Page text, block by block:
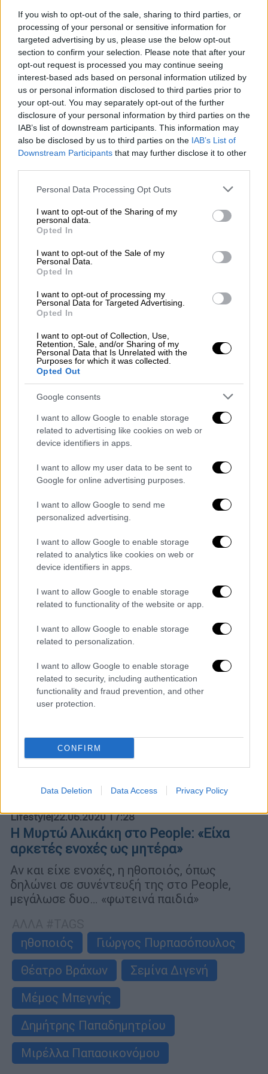
If you wish to opt-out of the sale, sharing to third parties, or
processing of your personal or sensitive information for
targeted advertising by us, please use the below opt-out
section to confirm your selection. Please note that after your
opt-out request is processed you may continue seeing
interest-based ads based on personal information utilized by
us or personal information disclosed to third parties prior to
your opt-out. You may separately opt-out of the further
disclosure of your personal information by third parties on the
IAB’s list of downstream participants. This information may
also be disclosed by us to third parties on the IAB’s List of
Downstream Participants that may further disclose it to other
Please note that this website/app uses one or more Google
not limited to your visit or usage behaviour. You may click to
grant or deny consent to Google and its third-party tags to
use your data for below specified purposes in below Google
consent section.
Personal Data Processing Opt Outs
I want to opt-out of the Sharing of my
personal data.
Opted In
I want to opt-out of the Sale of my
Personal Data.
Opted In
I want to opt-out of processing my
Personal Data for Targeted Advertising.
Opted In
I want to opt-out of Collection, Use,
Retention, Sale, and/or Sharing of my
Personal Data that Is Unrelated with the
Purposes for which it was collected.
Opted Out
Google consents
I want to allow Google to enable storage
related to advertising like cookies on web or
device identifiers in apps.
I want to allow my user data to be sent to
Google for online advertising purposes.
I want to allow Google to send me
personalized advertising.
I want to allow Google to enable storage
related to analytics like cookies on web or
device identifiers in apps.
I want to allow Google to enable storage
related to functionality of the website or app.
I want to allow Google to enable storage
related to personalization.
I want to allow Google to enable storage
related to security, including authentication
functionality and fraud prevention, and other
user protection.
CONFIRM
Data Deletion Data Access Privacy Policy
την «Αναστασία» στην ομώνυμη σειρά
Lifestyle|14.12.2020 19:04
Μυρτώ Αλικάκη: «Υπάρχει μια υπερβολή
στην ιστορία της σεξουαλικής
Η Μυρτώ Αλικάκη μίλησε για την προσωπική
της πορεία και το κίνημα κατά της
σεξουαλικής κακοποίησης, «Me Too», το
οποίο δεν έχει βρει ανταπόκριση στη χώρα
Θέατρο|04.10.2020 16:18
«Ο Θεός της Σφαγής» σε σκηνοθεσία
Πέτρου Φιλιππίδη στο Θέατρο Αθηνά
Το έργο έκανε πρεμιέρα στη Ζυρίχη το 2007
και τον Ιανουάριο του 2008 στο Παρίσι, σε
σκηνοθεσία της ίδιας της συγγραφέως, με
ρόλους
Lifestyle|22.06.2020 17:28
Η Μυρτώ Αλικάκη στο People: «Είχα
αρκετές ενοχές ως μητέρα»
Αν και είχε ενοχές, η ηθοποιός, όπως
δηλώνει σε συνέντευξή της στο People,
μεγάλωσε δυο… «φωτεινά παιδιά»
ηθοποιός
Γιώργος Πυρπασόπουλος
Θέατρο Βράχων
Σεμίνα Διγενή
Μέμος Μπεγνής
Δημήτρης Παπαδημητρίου
Μιρέλλα Παπαοικονόμου